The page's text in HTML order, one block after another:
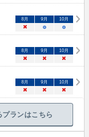
8月 9月 10月
× ○ ○
8月 9月 10月
× × ×
8月 9月 10月
× × ×
ランはこちら